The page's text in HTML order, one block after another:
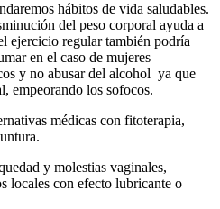
hábitos de vida saludables.
del peso corporal ayuda a
ejercicio regular también podría
en el caso de mujeres
y no abusar del alcohol ya que
empeorando los sofocos.
médicas con fitoterapia,
y molestias vaginales,
locales con efecto lubricante o